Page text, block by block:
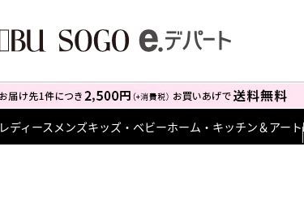
レディース メンズキッズ・ベビーホーム・キッチン＆アート